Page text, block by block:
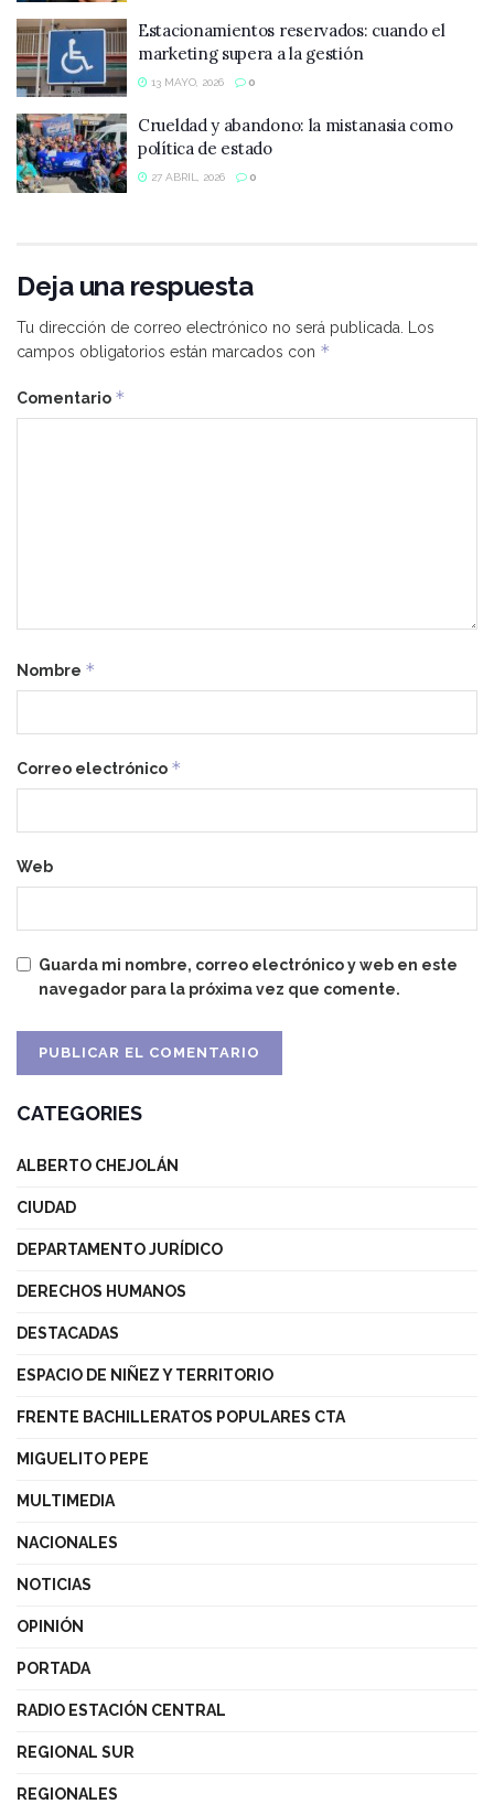
Estacionamientos reservados: cuando el
marketing supera a la gestión
13 MAYO, 2026 0
Crueldad y abandono: la mistanasia como
política de estado
27 ABRIL, 2026 0
Deja una respuesta
Tu dirección de correo electrónico no será publicada. Los
campos obligatorios están marcados con *
Comentario *
Nombre *
Correo electrónico *
Web
Guarda mi nombre, correo electrónico y web en este
navegador para la próxima vez que comente.
CATEGORIES
ALBERTO CHEJOLÁN
CIUDAD
DEPARTAMENTO JURÍDICO
DERECHOS HUMANOS
DESTACADAS
ESPACIO DE NIÑEZ Y TERRITORIO
FRENTE BACHILLERATOS POPULARES CTA
MIGUELITO PEPE
MULTIMEDIA
NACIONALES
NOTICIAS
OPINIÓN
PORTADA
RADIO ESTACIÓN CENTRAL
REGIONAL SUR
REGIONALES